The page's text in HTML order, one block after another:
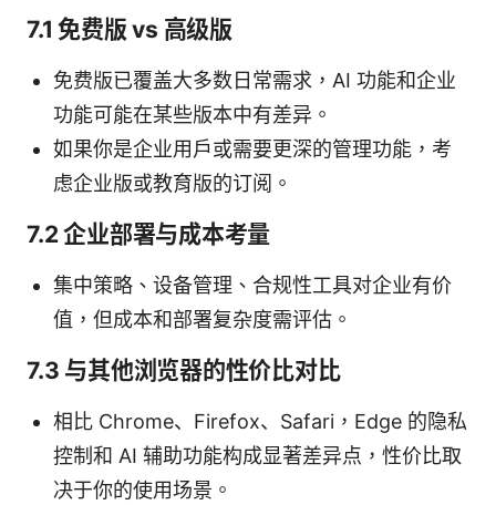
7.1 免费版 vs 高级版
免费版已覆盖大多数日常需求，AI 功能和企业
功能可能在某些版本中有差异。
如果你是企业用户或需要更深的管理功能，考
虑企业版或教育版的订阅。
7.2 企业部署与成本考量
集中策略、设备管理、合规性工具对企业有价
值，但成本和部署复杂度需评估。
7.3 与其他浏览器的性价比对比
相比 Chrome、Firefox、Safari，Edge 的隐私
控制和 AI 辅助功能构成显著差异点，性价比取
决于你的使用场景。